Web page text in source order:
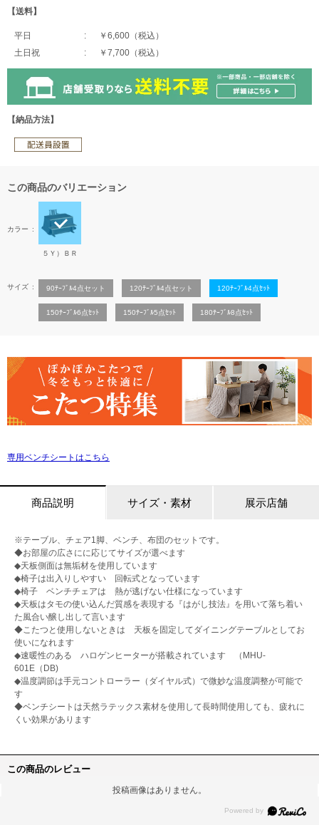
【送料】
平日
￥6,600（税込）
土日祝
￥7,700（税込）
【納品方法】
この商品のバリエーション
カラー
５Ｙ）ＢＲ
サイズ 90ﾃｰﾌﾞﾙ4点セット 120ﾃｰﾌﾞﾙ4点セット 120ﾃｰﾌﾞﾙ4点ｾｯﾄ
150ﾃｰﾌﾞﾙ6点ｾｯﾄ 150ﾃｰﾌﾞﾙ5点ｾｯﾄ 180ﾃｰﾌﾞﾙ8点ｾｯﾄ
専用ベンチシートはこちら
商品説明 サイズ・素材 展示店舗
※テーブル、チェア1脚、ベンチ、布団のセットです。
◆お部屋の広さにに応じてサイズが選べます
◆天板側面は無垢材を使用しています
◆椅子は出入りしやすい 回転式となっています
◆椅子 ベンチチェアは 熱が逃げない仕様になっています
◆天板はタモの使い込んだ質感を表現する『はがし技法』を用いて落ち着い
た風合い醸し出して言います
◆こたつと使用しないときは 天板を固定してダイニングテーブルとしてお
使いになれます
◆速暖性のある ハロゲンヒーターが搭載されています （MHU-
601E（DB)
◆温度調節は手元コントローラー（ダイヤル式）で微妙な温度調整が可能で
す
◆ベンチシートは天然ラテックス素材を使用して長時間使用しても、疲れに
くい効果があります
この商品のレビュー
投稿画像はありません。